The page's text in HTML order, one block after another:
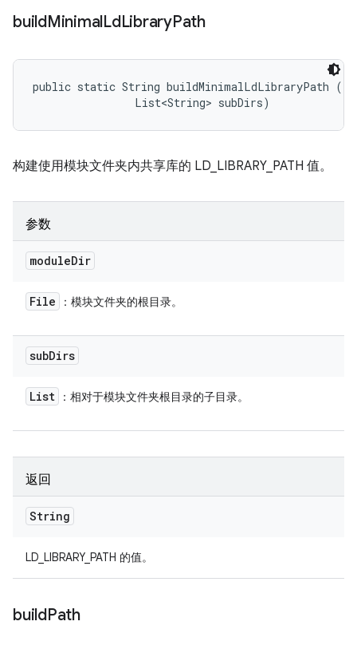
buildMinimalLdLibraryPath
public static String buildMinimalLdLibraryPath
                List<String> subDirs)
构建使用模块文件夹内共享库的 LD_LIBRARY_PATH 值。
参数
moduleDir
File ：模块文件夹的根目录。
subDirs
List ：相对于模块文件夹根目录的子目录。
返回
String
LD_LIBRARY_PATH 的值。
buildPath